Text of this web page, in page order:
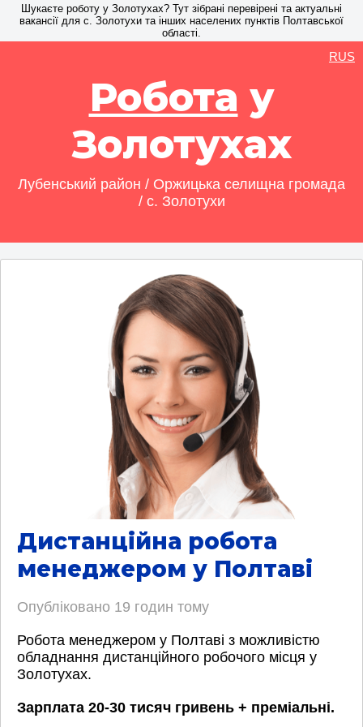
Шукаєте роботу у Золотухах? Тут зібрані перевірені та актуальні
вакансії для с. Золотухи та інших населених пунктів Полтавської
області.
Робота у
Золотухах
Лубенський район / Оржицька селищна громада
/ с. Золотухи
RUS
Дистанційна робота
менеджером у Полтаві
Опубліковано 19 годин тому
Робота менеджером у Полтаві з можливістю
обладнання дистанційного робочого місця у
Золотухах.
Зарплата 20-30 тисяч гривень + преміальні.